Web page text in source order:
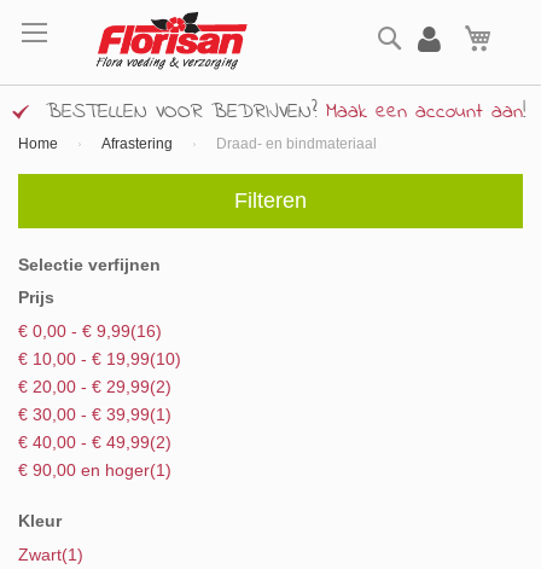
naar
inhoud
Zoek
BESTELLEN VOOR BEDRIJVEN? Maak een account aan!
Home Afrastering Draad- en bindmateriaal
Filteren
Selectie verfijnen
Prijs
€ 0,00 - € 9,99 16product
€ 10,00 - € 19,99 10product
€ 20,00 - € 29,99 2product
€ 30,00 - € 39,99 1product
€ 40,00 - € 49,99 2product
€ 90,00 en hoger 1product
Kleur
Zwart 1product